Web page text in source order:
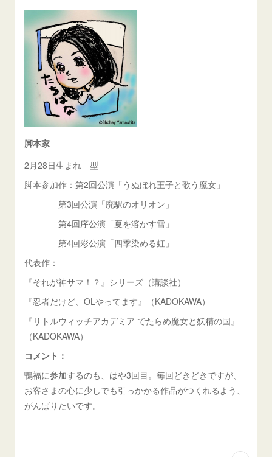
脚本家
2月28日生まれ 型
脚本参加作：第2回公演「うぬぼれ王子と歌う魔女」
第3回公演「廃駅のオリオン」
第4回序公演「夏を溶かす雪」
第4回彩公演「四季染める虹」
代表作：
『それが神サマ！？』シリーズ（講談社）
『忍者だけど、OLやってます』（KADOKAWA）
『リトルウィッチアカデミア でたらめ魔女と妖精の国』
（KADOKAWA）
コメント：
鴨福に参加するのも、はや3回目。毎回どきどきですが、
お客さまの心に少しでも引っかかる作品がつくれるよう、
がんばりたいです。